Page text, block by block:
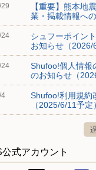
【重要】熊本地
業・掲載情報へ
24
シュフーポイン
お知らせ（2026/
24
Shufoo!個人情報
のお知らせ（
4
Shufoo!利用規約
（2025/6/11予定）
式アカウント